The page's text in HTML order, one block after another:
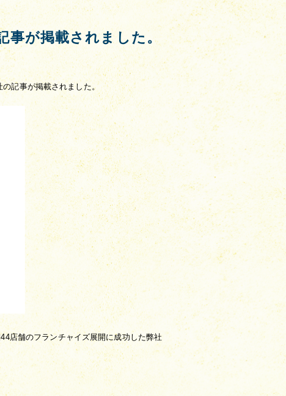
事が掲載されました。
記事が掲載されました。
店舗のフランチャイズ展開に成功した弊社